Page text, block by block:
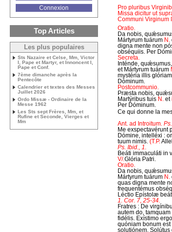
Pro pluribus
Missa dicitur ut
Communi Virginum
Oratio.
Da nobis,
Mártyrum tuárum N.
digna mente non
obséquiis. Per
Secreta.
Inténde,
et Mártyrum tuárum
mystéria illis
Dóminum.
Postcommunio.
Præsta nobis,
Martýribus tuis N. et
Per Dóminum.
Ce qui donne la
Ant. ad Introitum.
Me exspectavérunt
Dómine, intelléxi :
tuum nimis. (T.P.
Ps. Ibid., 1.
Beáti immaculáti in
V/.Glória Patri.
Oratio.
Da nobis,
Mártyrum tuárum N.
quas digna mente
frequentémus
Léctio Epístolæ
1. Cor. 7, 25-34.
Fratres : De
autem do,
fidélis. Exístimo
quóniam bonum
solutiónem. Solútus
Connexion
Top Articles
Les plus populaires
Sts Nazaire et Celse, Mm, Victor
I, Pape et Martyr, et Innoncent I,
Pape et Conf.
7ème dimanche après la
Pentecôte
Calendrier et textes des Messes
Juillet 2026
Ordo Missæ - Ordinaire de la
Messe 1962
Les Sts sept Frères, Mm, et
Rufine et Seconde, Vierges et
Mm